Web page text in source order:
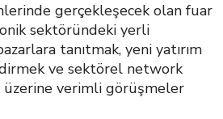
gerçekleşecek olan fuar
sektöründeki yerli
tanıtmak, yeni yatırım
ve sektörel network
üzerine verimli görüşmeler